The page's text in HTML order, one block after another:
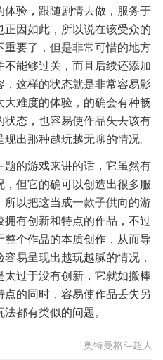
验，跟随剧情去做，服务于
因如此，所以说在该受众的
重要了，但是非常可惜的地方
能够过关，而且后续还添加
这样的状态就是非常容易影
难度的体验，的确会有种畅
态，也容易使作品失去该有
出那种越玩越无聊的情况。
题的游戏来讲的话，它虽然有
但它的确可以创造出很多服
以把这当成一款子供向的游
有创新和特点的作品，不过
个作品的本质创作，从而导
易呈现出越玩越腻的情况，
过于没有创新，它就如搬棒
的同时，容易使作品丢失另
都有类似的问题。
奥特曼格斗超人